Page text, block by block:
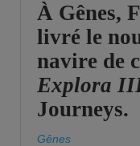
À Gênes,
livré le
navire de
Explora
Journeys.
Gênes